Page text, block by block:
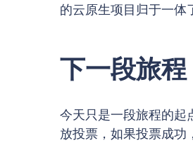
的云原生项目归于一体
下一段旅程
今天只是一段旅程的起
放投票，如果投票成功